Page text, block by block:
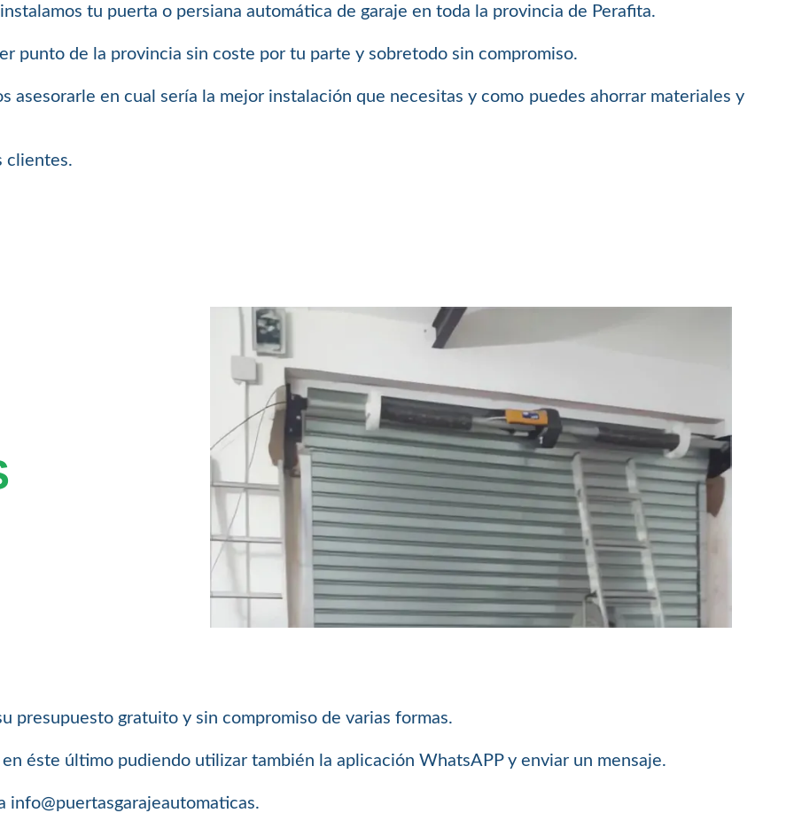
tu puerta o persiana automática de garaje en toda la provincia de Perafita.
punto de la provincia sin coste por tu parte y sobretodo sin compromiso.
asesorarle en cual sería la mejor instalación que necesitas y como puedes ahorrar materiales y
clientes.
presupuesto gratuito y sin compromiso de varias formas.
éste último pudiendo utilizar también la aplicación WhatsAPP y enviar un mensaje.
info@puertasgarajeautomaticas.